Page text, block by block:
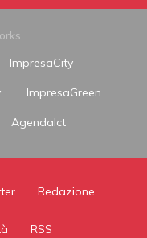
ImpresaCity
ImpresaGreen
AgendaIct
Redazione
RSS